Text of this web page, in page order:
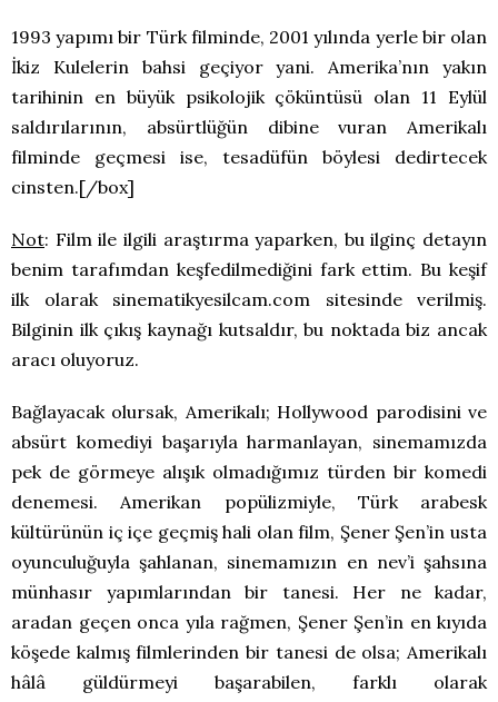
1993 yapımı bir Türk filminde, 2001 yılında yerle bir olan
İkiz Kulelerin bahsi geçiyor yani. Amerika’nın yakın
tarihinin en büyük psikolojik çöküntüsü olan 11 Eylül
saldırılarının, absürtlüğün dibine vuran Amerikalı
filminde geçmesi ise, tesadüfün böylesi dedirtecek
cinsten.[/box]
Not: Film ile ilgili araştırma yaparken, bu ilginç detayın
benim tarafımdan keşfedilmediğini fark ettim. Bu keşif
ilk olarak sinematikyesilcam.com sitesinde verilmiş.
Bilginin ilk çıkış kaynağı kutsaldır, bu noktada biz ancak
aracı oluyoruz.
Bağlayacak olursak, Amerikalı; Hollywood parodisini ve
absürt komediyi başarıyla harmanlayan, sinemamızda
pek de görmeye alışık olmadığımız türden bir komedi
denemesi. Amerikan popülizmiyle, Türk arabesk
kültürünün iç içe geçmiş hali olan film, Şener Şen’in usta
oyunculuğuyla şahlanan, sinemamızın en nev’i şahsına
münhasır yapımlarından bir tanesi. Her ne kadar,
aradan geçen onca yıla rağmen, Şener Şen’in en kıyıda
köşede kalmış filmlerinden bir tanesi de olsa; Amerikalı
hâlâ güldürmeyi başarabilen, farklı olarak